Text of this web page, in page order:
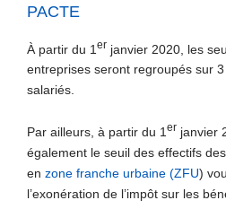
PACTE
À partir du 1 er janvier 2020, les
entreprises seront regroupés sur
salariés.
Par ailleurs, à partir du 1 er janvier
également le seuil des effectifs
en zone franche urbaine (ZFU)
l’exonération de l’impôt sur les